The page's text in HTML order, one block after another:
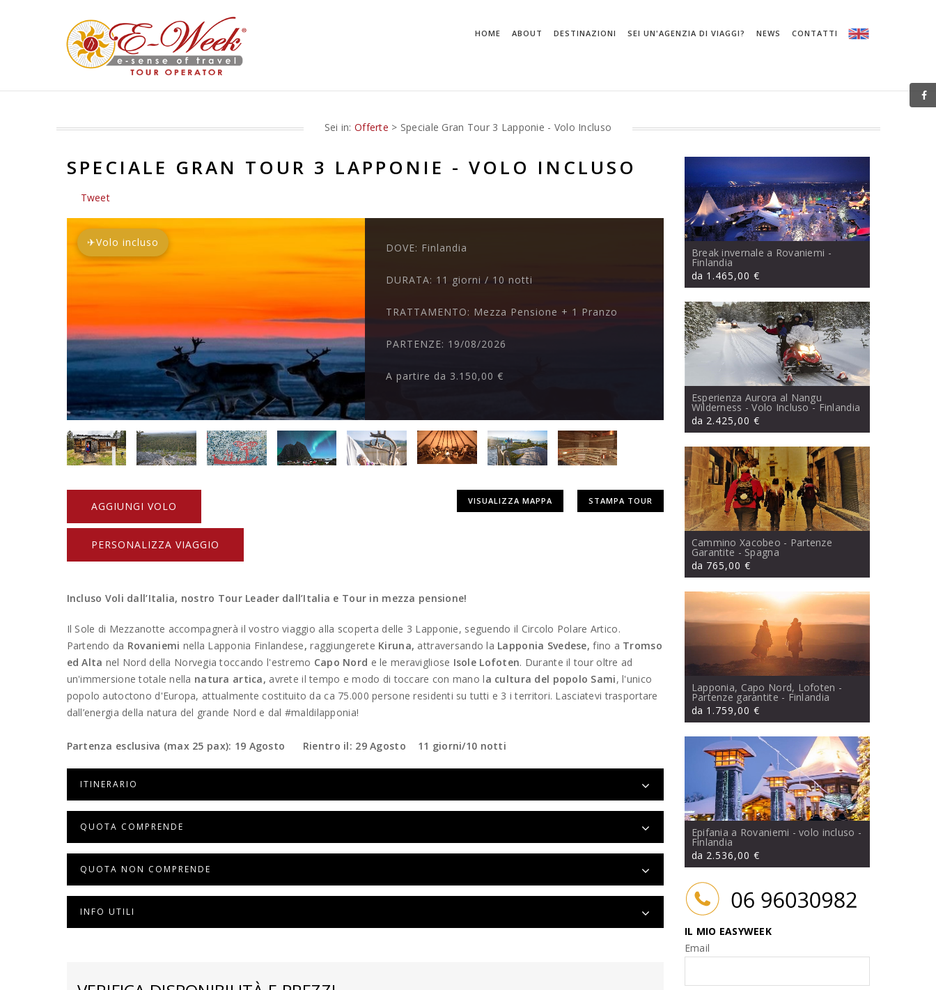
HOME ABOUT DESTINAZIONI SEI UN'AGENZIA DI VIAGGI? NEWS CONTATTI
Sei in:Offerte > Speciale Gran Tour 3 Lapponie - Volo Incluso
SPECIALE GRAN TOUR 3 LAPPONIE - VOLO INCLUSO
Tweet
✈Volo incluso DOVE: Finlandia
DURATA: 11 giorni / 10 notti
TRATTAMENTO: Mezza Pensione + 1 Pranzo
PARTENZE: 19/08/2026
A partire da 3.150,00 €
AGGIUNGI VOLO
PERSONALIZZA VIAGGIO
VISUALIZZA MAPPA STAMPA TOUR
Incluso Voli dall’Italia, nostro Tour Leader dall’Italia e Tour in mezza pensione!
Il Sole di Mezzanotte accompagnerà il vostro viaggio alla scoperta delle 3 Lapponie, seguendo il Circolo Polare Artico.
Partendo da Rovaniemi nella Lapponia Finlandese,raggiungerete Kiruna, attraversando la Lapponia Svedese,fino a Tromso
ed Alta nel Nord della Norvegia toccando l'estremo Capo Nord e le meravigliose Isole Lofoten. Durante il tour oltre ad
un'immersione totale nella natura artica, avrete il tempo e modo di toccare con mano la cultura del popolo Sami, l'unico
popolo autoctono d'Europa, attualmente costituito da ca 75.000 persone residenti su tutti e 3 i territori. Lasciatevi trasportare
dall’energia della natura del grande Nord e dal #maldilapponia!
Partenza esclusiva (max 25 pax): 19 Agosto Rientro il: 29 Agosto 11 giorni/10 notti
ITINERARIO
QUOTA COMPRENDE
QUOTA NON COMPRENDE
INFO UTILI
Break invernale a Rovaniemi -
Finlandia
da 1.465,00 €
Esperienza Aurora al Nangu
Wilderness - Volo Incluso - Finlandia
da 2.425,00 €
Cammino Xacobeo - Partenze
Garantite - Spagna
da 765,00 €
Lapponia, Capo Nord, Lofoten -
Partenze garantite - Finlandia
da 1.759,00 €
Epifania a Rovaniemi - volo incluso -
Finlandia
da 2.536,00 €
IL MIO EASYWEEK
Email